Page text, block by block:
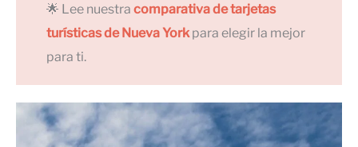
🌟 Lee nuestra comparativa de tarjetas
turísticas de Nueva Yorkpara elegir la mejor
para ti.